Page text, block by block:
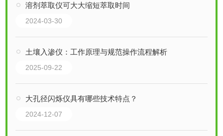
溶剂萃取仪可大大缩短萃取时间
2024-03-30
土壤入渗仪：工作原理与规范操作流程解析
2025-09-22
大孔径闪烁仪具有哪些技术特点？
2024-12-07